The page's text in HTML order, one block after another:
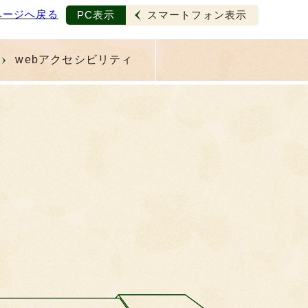
ジへ戻る PC表示 スマートフォン表示
webアクセシビリティ